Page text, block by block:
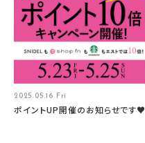
2025.05.16 Fri
ポイントUP開催のお知らせです♥